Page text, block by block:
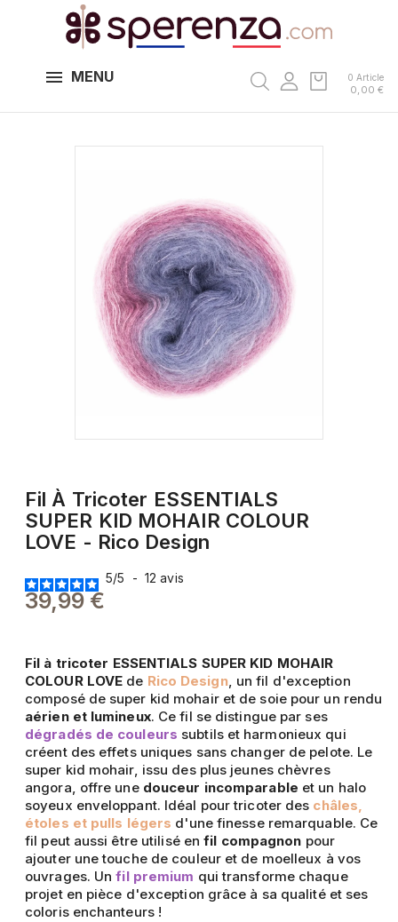
MENU 0 Article
0,00 €
Fil À Tricoter ESSENTIALS
SUPER KID MOHAIR COLOUR
LOVE - Rico Design
5/5 - 12avis
39,99 €
Fil à tricoter ESSENTIALS SUPER KID MOHAIR
COLOUR LOVE de Rico Design, un fil d'exception
composé de super kid mohair et de soie pour un rendu
aérien et lumineux. Ce fil se distingue par ses
dégradés de couleurs subtils et harmonieux qui
créent des effets uniques sans changer de pelote. Le
super kid mohair, issu des plus jeunes chèvres
angora, offre une douceur incomparable et un halo
soyeux enveloppant. Idéal pour tricoter des châles,
étoles et pulls légers d'une finesse remarquable. Ce
fil peut aussi être utilisé enfil compagnon pour
ajouter une touche de couleur et de moelleux à vos
ouvrages. Unfil premium qui transforme chaque
projet en pièce d'exception grâce à sa qualité et ses
coloris enchanteurs !